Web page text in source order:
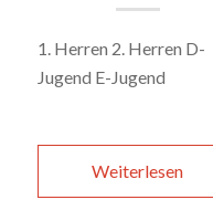
1. Herren 2. Herren D-
Jugend E-Jugend
Weiterlesen